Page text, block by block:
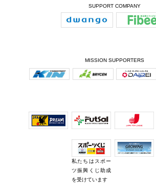
SUPPORT COMPANY
MISSION SUPPORTERS
私たちはスポー
ツ振興くじ助成
を受けています